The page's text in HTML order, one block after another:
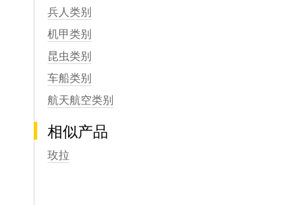
兵人类别
机甲类别
昆虫类别
车船类别
航天航空类别
相似产品
玫拉